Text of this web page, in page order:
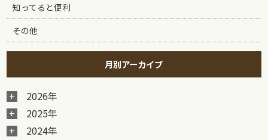
知ってると便利
その他
月別アーカイブ
2026年
2025年
2024年